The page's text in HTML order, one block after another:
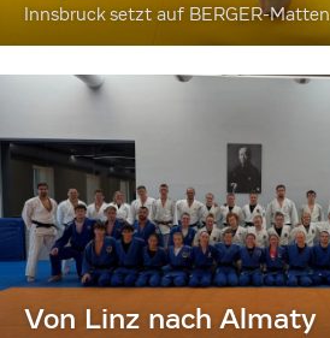
Innsbruck setzt auf BERGER-Matten
Von Linz nach Almaty